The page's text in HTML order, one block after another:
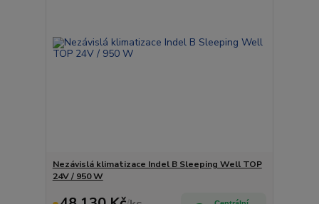
Nezávislá klimatizace Indel B Sleeping Well TOP
24V / 950 W